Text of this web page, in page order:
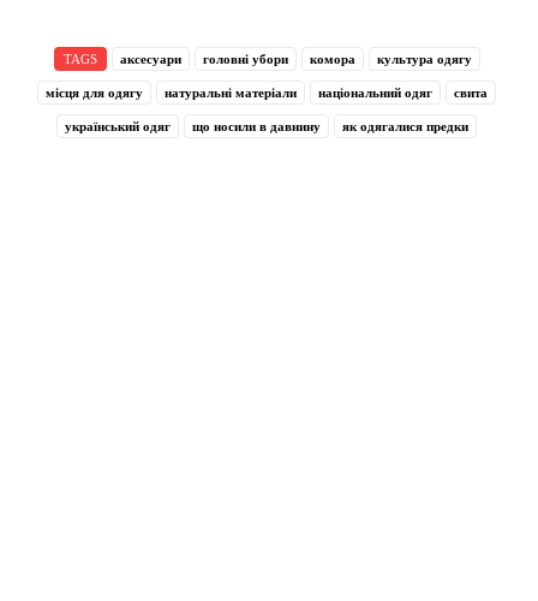
TAGS аксесуари головні убори комора культура одягу
місця для одягу натуральні матеріали національний одяг свита
український одяг що носили в давнину як одягалися предки